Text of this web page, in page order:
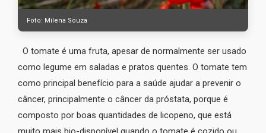
Foto: Milena Souza
O tomate é uma fruta, apesar de normalmente ser usado
como legume em saladas e pratos quentes. O tomate tem
como principal benefício para a saúde ajudar a prevenir o
câncer, principalmente o câncer da próstata, porque é
composto por boas quantidades de licopeno, que está